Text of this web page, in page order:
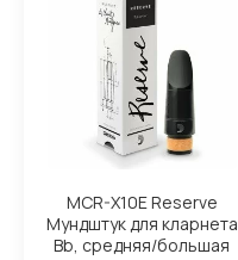
MCR-X10E Reserve
Мундштук для кларнета
Bb, средняя/большая